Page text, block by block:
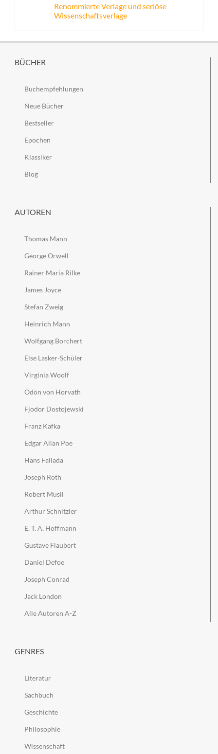
Renommierte Verlage und seriöse
Wissenschaftsverlage
BÜCHER
Buchempfehlungen
Neue Bücher
Bestseller
Epochen
Klassiker
Blog
AUTOREN
Thomas Mann
George Orwell
Rainer Maria Rilke
James Joyce
Stefan Zweig
Heinrich Mann
Wolfgang Borchert
Else Lasker-Schüler
Virginia Woolf
Ödön von Horvath
Fjodor Dostojewski
Franz Kafka
Edgar Allan Poe
Hans Fallada
Joseph Roth
Robert Musil
Arthur Schnitzler
E. T. A. Hoffmann
Gustave Flaubert
Daniel Defoe
Joseph Conrad
Jack London
Alle Autoren A-Z
GENRES
Literatur
Sachbuch
Geschichte
Philosophie
Wissenschaft